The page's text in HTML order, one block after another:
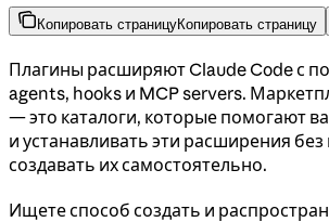
Копировать страницуКопировать страницу
Плагины расширяют Claude Code с
agents, hooks и MCP servers.
— это каталоги, которые помогают
и устанавливать эти расширения
создавать их самостоятельно.
Ищете способ создать и